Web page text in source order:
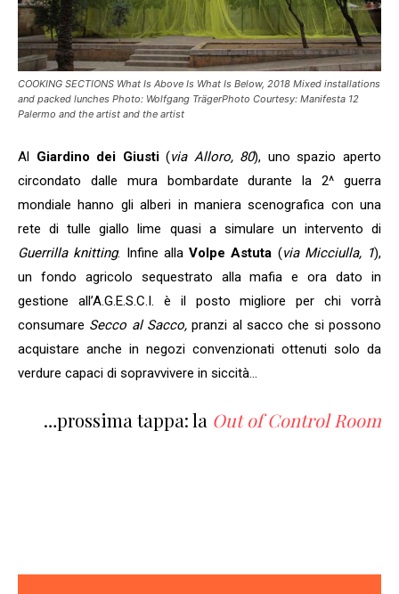
COOKING SECTIONS What Is Above Is What Is Below, 2018 Mixed installations
and packed lunches Photo: Wolfgang TrägerPhoto Courtesy: Manifesta 12
Palermo and the artist and the artist
Al Giardino dei Giusti(via Alloro, 80), uno spazio aperto
circondato dalle mura bombardate durante la 2^ guerra
mondiale hanno gli alberi in maniera scenografica con una
rete di tulle giallo lime quasi a simulare un intervento di
Guerrilla knitting. Infine alla Volpe Astuta (via Micciulla, 1),
un fondo agricolo sequestrato alla mafia e ora dato in
gestione all’A.G.E.S.C.I. è il posto migliore per chi vorrà
consumare Secco al Sacco, pranzi al sacco che si possono
acquistare anche in negozi convenzionati ottenuti solo da
verdure capaci di sopravvivere in siccità…
…prossima tappa: la Out of Control Room